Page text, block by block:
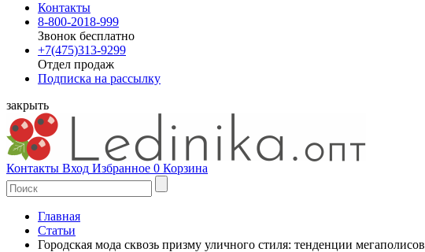
Контакты
8-800-2018-999
Звонок бесплатно
+7(475)313-9299
Отдел продаж
Подписка на рассылку
закрыть
Контакты Вход Избранное 0 Корзина
Главная
Статьи
Городская мода сквозь призму уличного стиля: тенденции мегаполисов